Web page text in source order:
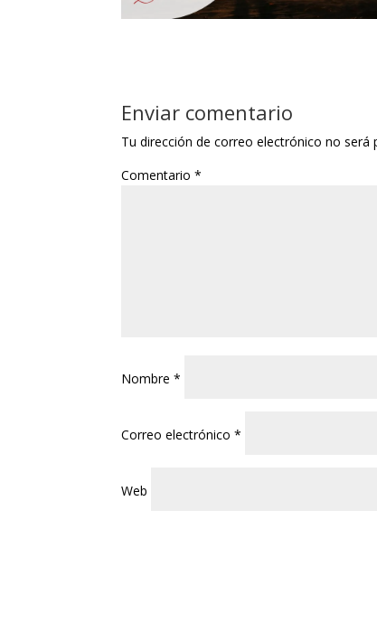
Enviar comentario
Tu dirección de correo electrónico no será
Comentario*
Nombre*
Correo electrónico*
Web